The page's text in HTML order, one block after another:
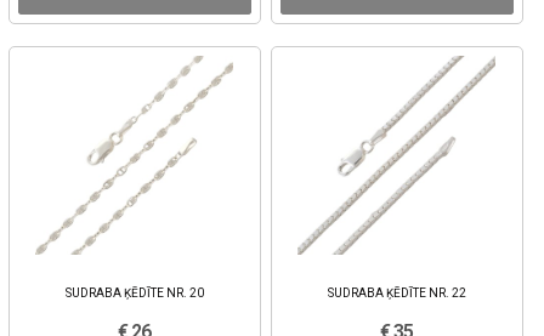
SUDRABA ĶĒDĪTE NR. 20 SUDRABA ĶĒDĪTE NR. 22